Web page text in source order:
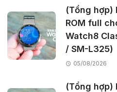
(Tổng hợp)
ROM full
Watch8
/ SM-L325)
05/08/2026
(Tổng hợp)